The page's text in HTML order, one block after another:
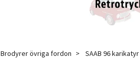
Brodyrer övriga fordon SAAB 96 karikatyr